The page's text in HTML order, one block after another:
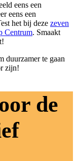
eens een
eens een
het bij deze zeven
Centrum. Smaakt
duurzamer te gaan
zijn!
de